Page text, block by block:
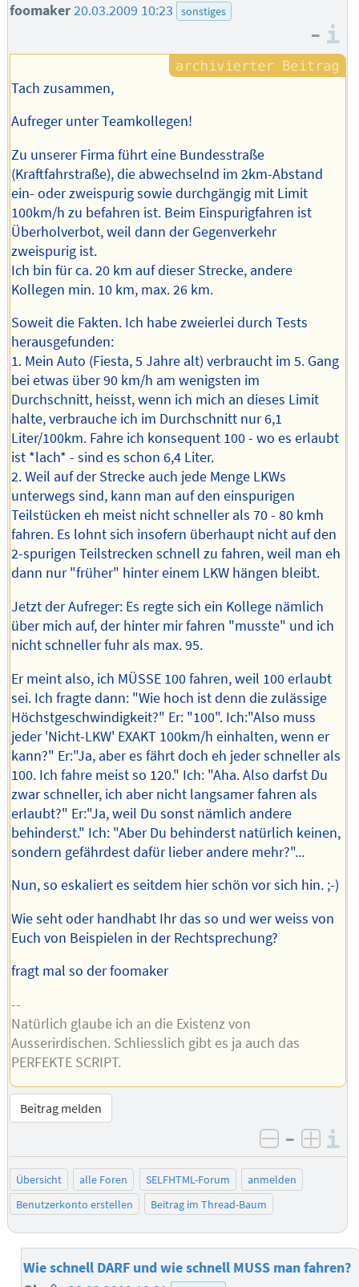
foomaker20.03.2009 10:23 sonstiges
–
Tach zusammen,
Aufreger unter Teamkollegen!
Zu unserer Firma führt eine Bundesstraße
(Kraftfahrstraße), die abwechselnd im 2km-Abstand
ein- oder zweispurig sowie durchgängig mit Limit
100km/h zu befahren ist. Beim Einspurigfahren ist
Überholverbot, weil dann der Gegenverkehr
zweispurig ist.
Ich bin für ca. 20 km auf dieser Strecke, andere
Kollegen min. 10 km, max. 26 km.
Soweit die Fakten. Ich habe zweierlei durch Tests
herausgefunden:
1. Mein Auto (Fiesta, 5 Jahre alt) verbraucht im 5. Gang
bei etwas über 90 km/h am wenigsten im
Durchschnitt, heisst, wenn ich mich an dieses Limit
halte, verbrauche ich im Durchschnitt nur 6,1
Liter/100km. Fahre ich konsequent 100 - wo es erlaubt
ist *lach* - sind es schon 6,4 Liter.
2. Weil auf der Strecke auch jede Menge LKWs
unterwegs sind, kann man auf den einspurigen
Teilstücken eh meist nicht schneller als 70 - 80 kmh
fahren. Es lohnt sich insofern überhaupt nicht auf den
2-spurigen Teilstrecken schnell zu fahren, weil man eh
dann nur "früher" hinter einem LKW hängen bleibt.
Jetzt der Aufreger: Es regte sich ein Kollege nämlich
über mich auf, der hinter mir fahren "musste" und ich
nicht schneller fuhr als max. 95.
Er meint also, ich MÜSSE 100 fahren, weil 100 erlaubt
sei. Ich fragte dann: "Wie hoch ist denn die zulässige
Höchstgeschwindigkeit?" Er: "100". Ich:"Also muss
jeder 'Nicht-LKW' EXAKT 100km/h einhalten, wenn er
kann?" Er:"Ja, aber es fährt doch eh jeder schneller als
100. Ich fahre meist so 120." Ich: "Aha. Also darfst Du
zwar schneller, ich aber nicht langsamer fahren als
erlaubt?" Er:"Ja, weil Du sonst nämlich andere
behinderst." Ich: "Aber Du behinderst natürlich keinen,
sondern gefährdest dafür lieber andere mehr?"...
Nun, so eskaliert es seitdem hier schön vor sich hin. ;-)
Wie seht oder handhabt Ihr das so und wer weiss von
Euch von Beispielen in der Rechtsprechung?
fragt mal so der foomaker
--
Natürlich glaube ich an die Existenz von
Ausserirdischen. Schliesslich gibt es ja auch das
PERFEKTE SCRIPT.
Beitrag melden
negativ
–
Übersicht alle Foren SELFHTML-Forum
anmelden
Benutzerkonto erstellen
Beitrag im Thread-Baum
Wie schnell DARF und wie schnell MUSS man fahren?